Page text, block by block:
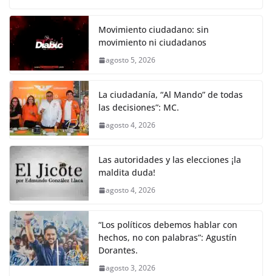
k
c
e
b
o
o
k
itt
er s
A
p
e
n
er
gr
a
p
ar
Movimiento ciudadano: sin
movimiento ni ciudadanos
agosto 5, 2026
La ciudadanía, “Al Mando” de todas
las decisiones”: MC.
agosto 4, 2026
Las autoridades y las elecciones ¡la
maldita duda!
agosto 4, 2026
“Los políticos debemos hablar con
hechos, no con palabras”: Agustín
Dorantes.
agosto 3, 2026